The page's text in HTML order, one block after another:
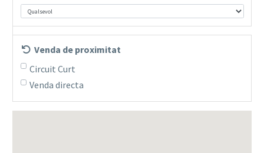
Venda de proximitat
Circuit Curt
Venda directa